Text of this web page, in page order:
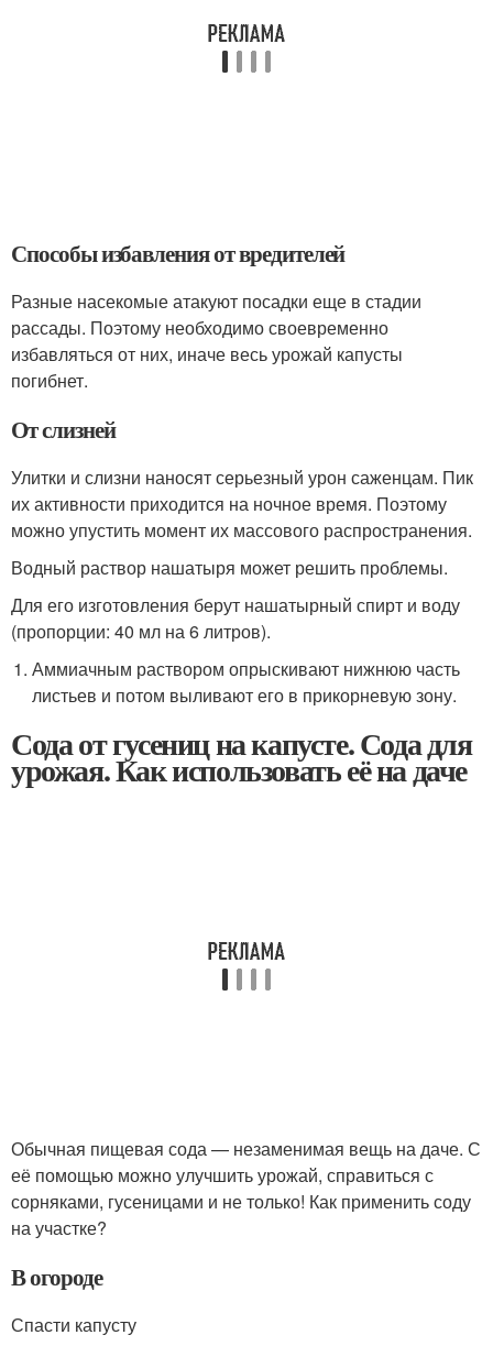
Способы избавления от вредителей
Разные насекомые атакуют посадки еще в стадии
рассады. Поэтому необходимо своевременно
избавляться от них, иначе весь урожай капусты
погибнет.
От слизней
Улитки и слизни наносят серьезный урон саженцам. Пик
их активности приходится на ночное время. Поэтому
можно упустить момент их массового распространения.
Водный раствор нашатыря может решить проблемы.
Для его изготовления берут нашатырный спирт и воду
(пропорции: 40 мл на 6 литров).
Аммиачным раствором опрыскивают нижнюю часть
листьев и потом выливают его в прикорневую зону.
Сода от гусениц на капусте. Сода для
урожая. Как использовать её на даче
Обычная пищевая сода — незаменимая вещь на даче. С
её помощью можно улучшить урожай, справиться с
сорняками, гусеницами и не только! Как применить соду
на участке?
В огороде
Спасти капусту